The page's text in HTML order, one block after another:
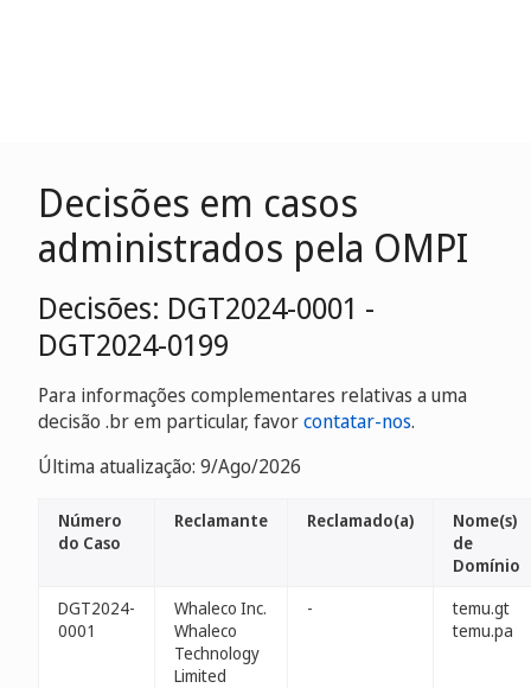
Decisões em casos
administrados pela OMPI
Decisões: DGT2024-0001 -
DGT2024-0199
Para informações complementares relativas a uma
decisão .br em particular, favorcontatar-nos.
Última atualização: 9/Ago/2026
Número
do Caso
Reclamante Reclamado(a)
Nome(s)
de
Domínio
DGT2024-
0001
Whaleco Inc.
Whaleco
Technology
Limited
-
temu.gt
temu.pa